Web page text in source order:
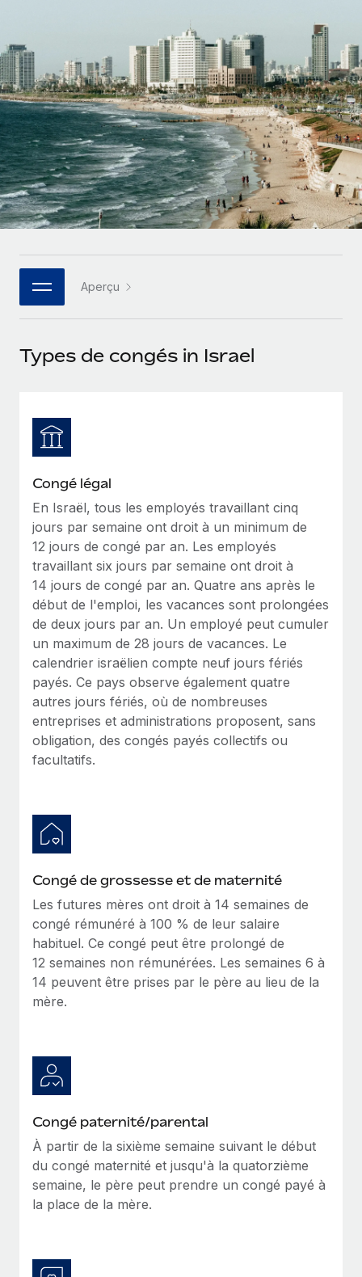
Intégrez et gérez vos freelances partout dans le monde
PEO
Sous-traitez les opérations complexes liées à l’emploi
INFRASTRUCTURE
Intégration Remote
Intégrez vos RH aux flux de travail en toute simplicité
Plateforme
Des fonctions RH clés intégrées pour votre équipe
Connectez n'importe quel outil d’IA à Remote grâce à
notre MCP
Rationalisez vos processus avec des outils essentiels
Demandez aux experts
Recevez des conseils d’experts sur les RH à
l’international et la conformité
Contrôles d’antécédents
Simplifiez vos processus de présélection des
candidats
Remote Watchtower
Gardez un temps d’avance sur les risques en
matière de conformité
Gestion des appareils
Achetez et suivez vos équipements informatiques
dans le monde entier
Création d’entité
Établissez des entités rapidement et en toute
Organisez facilement le déménagement de vos
employés
Avantages sociaux
Gérez facilement les avantages sociaux
Examinez notre service par rapport aux autres
CROISSANCE
Start-ups
Des solutions agiles et internationales pour les RH et la
paie des entreprises en pleine croissance
Entreprises intermédiaires
Développez vos équipes avec des solutions RH sur
mesure
Entreprise
Les RH à l’international pour les grandes entreprises
Partenaires stratégiques de la tech
Remote Build
Conseil en intégrations et automatisations assistées par
ÉTUDES DE CAS
Calculateur de paiement des freelances
Découvrez les devises disponibles et les vitesses de
paiement pour vos freelances internationaux
APPRENDRE AVEC REMOTE
Recherche et guides
Études de cas
Checklists et modèles
Descriptions de postes
Événements
Données sur les salaires et les talents
Obtenir de l’aide
Voir toutes les ressources
BLOG
Paie multipays
EOR et PEO
Gestion des freelances
Explorer le blog
Mises à jour des produits de Remote :
Intégrations Gusto et Xero et Gestion des
toute taille à embaucher, gérer et payer...
En savoir plus
Comment Phiture gère ses 55 employés
croissance mobile internationale, encourage les...
En savoir plus
Français
Deutsch
Español
Italiano
Português (Portugal)
日本語
한국어
Connexion
Aperçu
Types de congés in Israel
Congé légal
En Israël, tous les employés travaillant cinq
jours par semaine ont droit à un minimum de
12 jours de congé par an. Les employés
travaillant six jours par semaine ont droit à
14 jours de congé par an. Quatre ans après le
début de l'emploi, les vacances sont prolongées
de deux jours par an. Un employé peut cumuler
un maximum de 28 jours de vacances. Le
calendrier israëlien compte neuf jours fériés
payés. Ce pays observe également quatre
autres jours fériés, où de nombreuses
entreprises et administrations proposent, sans
obligation, des congés payés collectifs ou
facultatifs.
Congé de grossesse et de maternité
Les futures mères ont droit à 14 semaines de
congé rémunéré à 100 % de leur salaire
habituel. Ce congé peut être prolongé de
12 semaines non rémunérées. Les semaines 6 à
14 peuvent être prises par le père au lieu de la
mère.
Congé paternité/parental
À partir de la sixième semaine suivant le début
du congé maternité et jusqu'à la quatorzième
semaine, le père peut prendre un congé payé à
la place de la mère.